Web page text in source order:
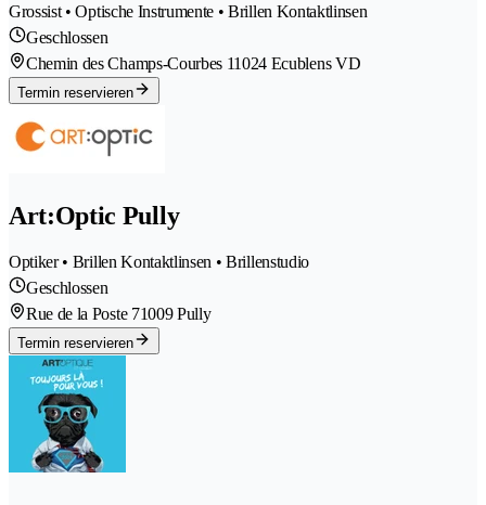
Grossist • Optische Instrumente • Brillen Kontaktlinsen
Geschlossen
Chemin des Champs-Courbes 11024 Ecublens VD
Termin reservieren
Art:Optic Pully
Optiker • Brillen Kontaktlinsen • Brillenstudio
Geschlossen
Rue de la Poste 71009 Pully
Termin reservieren